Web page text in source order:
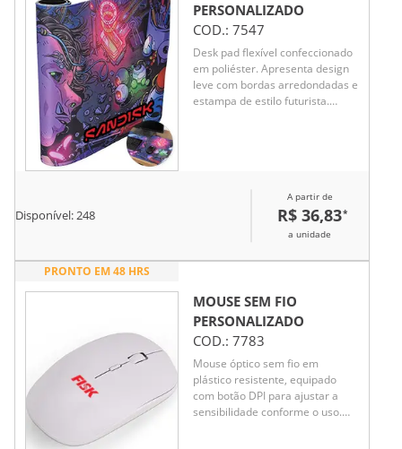
PERSONALIZADO
COD.: 7547
Desk pad flexível confeccionado
em poliéster. Apresenta design
leve com bordas arredondadas e
estampa de estilo futurista.
Disponível:248
A partir de
R$ 36,83*
a unidade
PRONTO EM 48 HRS
MOUSE SEM FIO
PERSONALIZADO
COD.: 7783
Mouse óptico sem fio em
plástico resistente, equipado
com botão DPI para ajustar a
sensibilidade conforme o uso.